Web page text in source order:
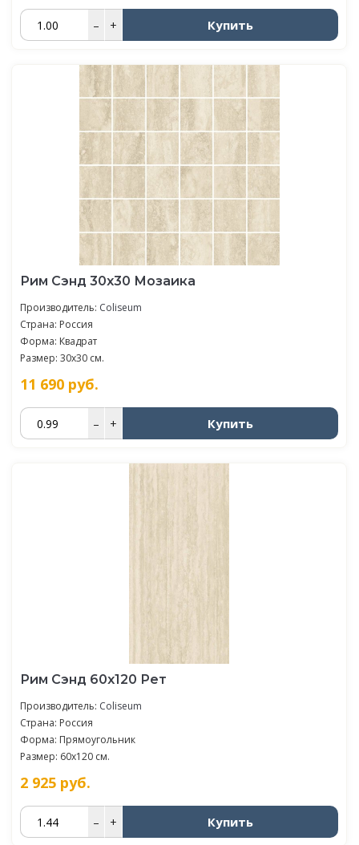
– + Купить
Рим Сэнд 30x30 Мозаика
Производитель: Coliseum
Страна: Россия
Форма: Квадрат
Размер: 30x30 см.
11 690 руб.
– + Купить
Рим Сэнд 60x120 Рет
Производитель: Coliseum
Страна: Россия
Форма: Прямоугольник
Размер: 60x120 см.
2 925 руб.
– + Купить